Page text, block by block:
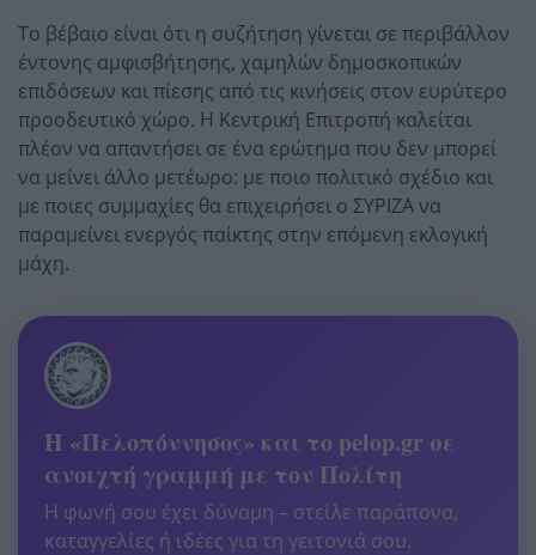
Το βέβαιο είναι ότι η συζήτηση γίνεται σε περιβάλλον
έντονης αμφισβήτησης, χαμηλών δημοσκοπικών
επιδόσεων και πίεσης από τις κινήσεις στον ευρύτερο
προοδευτικό χώρο. Η Κεντρική Επιτροπή καλείται
πλέον να απαντήσει σε ένα ερώτημα που δεν μπορεί
να μείνει άλλο μετέωρο: με ποιο πολιτικό σχέδιο και
με ποιες συμμαχίες θα επιχειρήσει ο ΣΥΡΙΖΑ να
παραμείνει ενεργός παίκτης στην επόμενη εκλογική
μάχη.
Η «Πελοπόννησος» και το pelop.gr σε
ανοιχτή γραμμή με τον Πολίτη
Η φωνή σου έχει δύναμη – στείλε παράπονα,
καταγγελίες ή ιδέες για τη γειτονιά σου.